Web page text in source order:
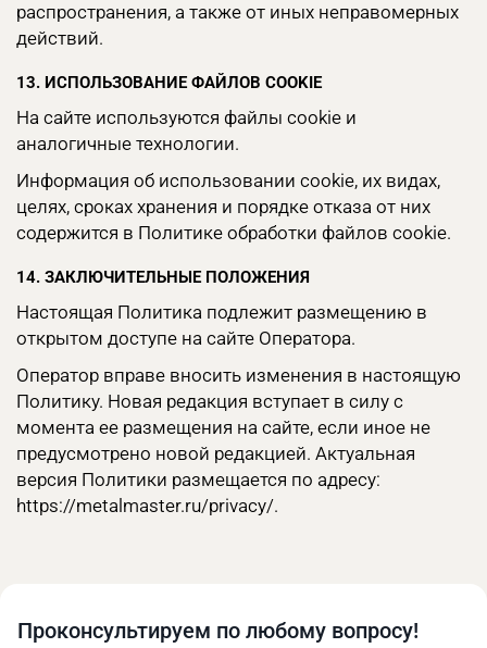
распространения, а также от иных неправомерных
действий.
13. ИСПОЛЬЗОВАНИЕ ФАЙЛОВ COOKIE
На сайте используются файлы cookie и
аналогичные технологии.
Информация об использовании cookie, их видах,
целях, сроках хранения и порядке отказа от них
содержится в Политике обработки файлов cookie.
14. ЗАКЛЮЧИТЕЛЬНЫЕ ПОЛОЖЕНИЯ
Настоящая Политика подлежит размещению в
открытом доступе на сайте Оператора.
Оператор вправе вносить изменения в настоящую
Политику. Новая редакция вступает в силу с
момента ее размещения на сайте, если иное не
предусмотрено новой редакцией. Актуальная
версия Политики размещается по адресу:
https://metalmaster.ru/privacy/.
Проконсультируем по любому вопросу!